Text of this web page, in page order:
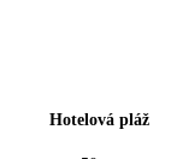
Hotelová pláž